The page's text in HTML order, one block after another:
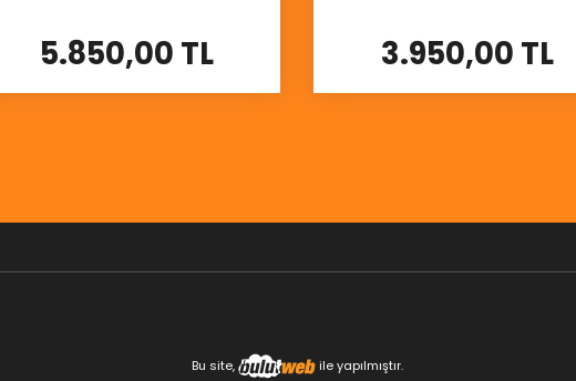
5.850,00 TL
İncele 3.950,00 TL
İncele
Bu site, ile yapılmıştır.